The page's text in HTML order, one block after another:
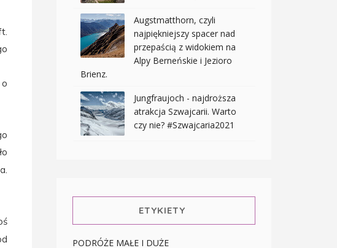
Augstmatthorn, czyli
najpiękniejszy spacer nad
przepaścią z widokiem na
Alpy Berneńskie i Jezioro
Brienz.
Jungfraujoch - najdroższa
atrakcja Szwajcarii. Warto
czy nie? #Szwajcaria2021
ETYKIETY
PODRÓŻE MAŁE I DUŻE